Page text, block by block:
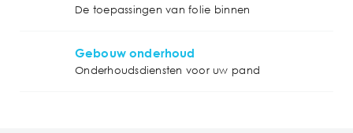
De toepassingen van folie binnen
Gebouw onderhoud
Onderhoudsdiensten voor uw pand